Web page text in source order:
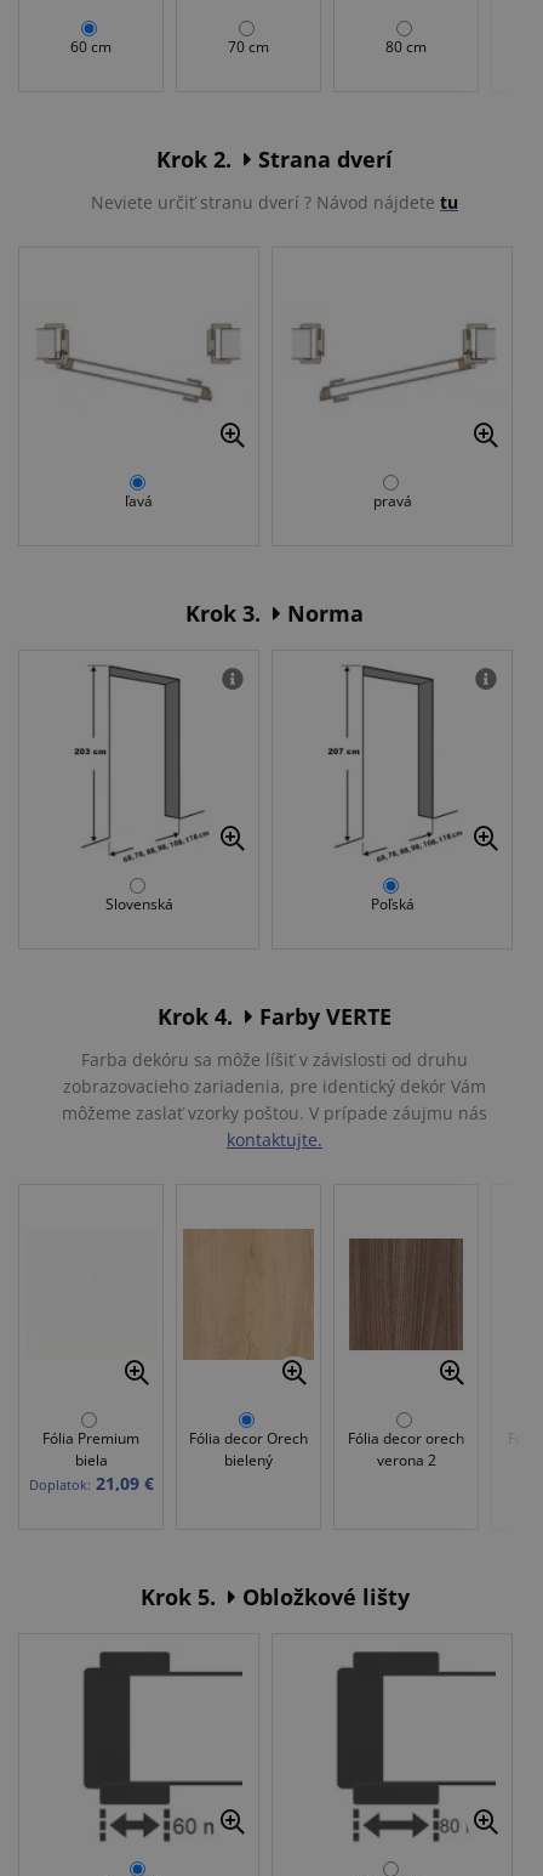
60 cm 70 cm 80 cm
Krok 2. Strana dverí
Neviete určiť stranu dverí ? Návod nájdete tu
ľavá pravá
Krok 3. Norma
Slovenská Poľská
Krok 4. Farby VERTE
Farba dekóru sa môže líšiť v závislosti od druhu
zobrazovacieho zariadenia, pre identický dekór Vám
môžeme zaslať vzorky poštou. V prípade záujmu nás
kontaktujte.
Fólia Premium
biela
Doplatok: 21,09 €
Fólia decor Orech
bielený
Fólia decor orech
verona 2
Krok 5. Obložkové lišty